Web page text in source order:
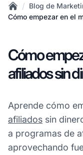
Home
/ Blog de
Cómo empezar en el
Cómo
afiliados sin
Aprende cómo
afiliados sin
a programas de
aprovechando